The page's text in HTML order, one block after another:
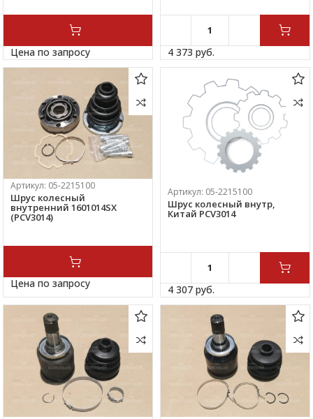
Цена по запросу 4 373 руб.
Артикул: 05-2215100
Шрус колесный
внутренний 1601014SX
(PCV3014)
Цена по запросу
Артикул: 05-2215100
Шрус колесный внутр,
Китай PCV3014
4 307 руб.